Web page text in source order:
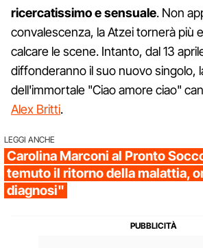
ricercatissimo e sensuale. Non
convalescenza, la Atzei tornerà più
calcare le scene. Intanto, dal 13
diffonderanno il suo nuovo singolo,
dell'immortale "Ciao amore ciao"
Alex Britti.
LEGGI ANCHE
Carolina Marconi al Pronto
temuto il ritorno della malattia,
diagnosi"